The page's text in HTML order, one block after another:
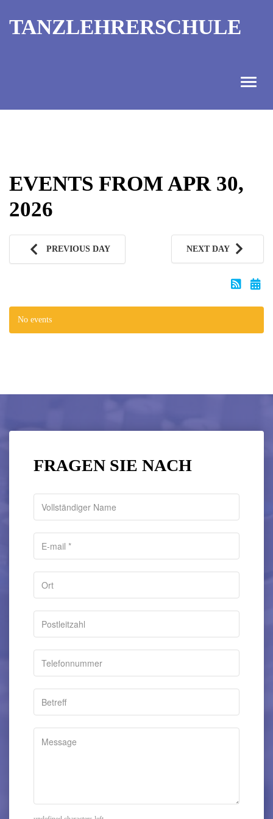
TANZLEHRERSCHULE
AUSBILDUNGTERMINE
KONTAKT
TANZMEISTER
EVENTS FROM APR 30,
2026
PREVIOUS DAY NEXT DAY
No events
FRAGEN SIE NACH